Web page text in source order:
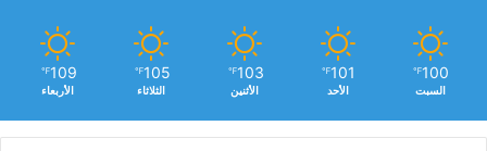
100
℉
السبت
101
℉
الأحد
103
℉
الأثنين
105
℉
الثلاثاء
109
℉
الأربعاء